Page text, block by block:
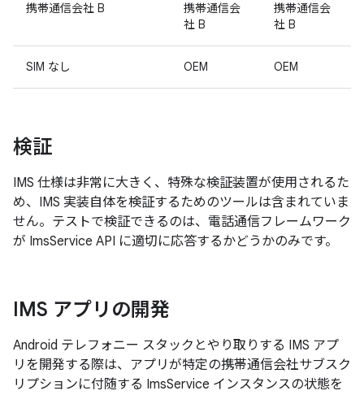
携帯通信会社 B
携帯通信会
社 B
携帯通信会
社 B
SIM なし OEM OEM
検証
IMS 仕様は非常に大きく、特殊な検証装置が使用されるた
め、IMS 実装自体を検証するためのツールは含まれていま
せん。テストで検証できるのは、電話通信フレームワーク
が ImsService API に適切に応答するかどうかのみです。
IMS アプリの開発
Android テレフォニー スタックとやり取りする IMS アプ
リを開発する際は、アプリが特定の携帯通信会社サブスク
リプションに付随する ImsService インスタンスの状態を